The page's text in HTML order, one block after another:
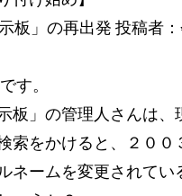
板」の再出発 投稿
す。
板」の管理人さんは
索をかけると、２０
ネームを変更されて